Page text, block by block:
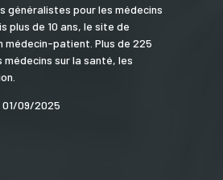
généralistes pour les médecins
plus de 10 ans, le site de
médecin-patient. Plus de 225
sur la santé, les
09/2025